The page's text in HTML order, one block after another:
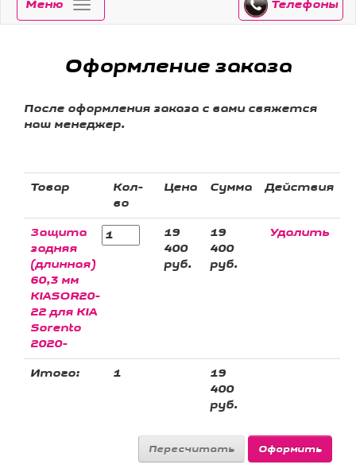
Меню Телефоны
Оформление заказа
После оформления заказа с вами свяжется
наш менеджер.
Товар
Кол-
во
Цена Сумма Действия
Защита
задняя
(длинная)
60,3 мм
KIASOR20-
22 для KIA
Sorento
2020-
19
400
руб.
19
400
руб.
Удалить
Итого: 1
19
400
руб.